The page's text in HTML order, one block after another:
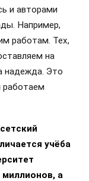
и авторами
Например,
работам. Тех,
на
надежда. Это
работаем
учёба
а